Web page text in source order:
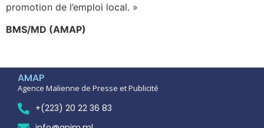
promotion de l’emploi local. »
BMS/MD (AMAP)
AMAP
Agence Malienne de Presse et Publicité
+(223) 20 22 36 83